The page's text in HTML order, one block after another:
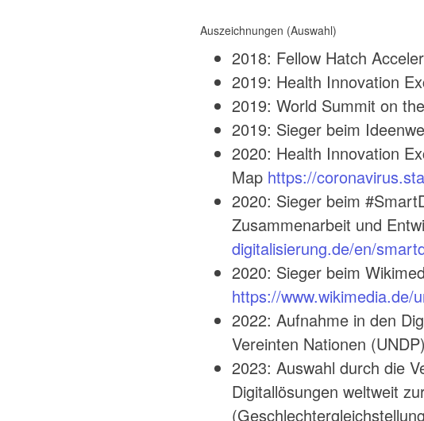
Auszeichnungen (Auswahl)
2018: Fellow Hatch
2019: Health Innovation
2019: World Summit on
2019: Sieger beim
2020: Health Innovation
Map https://
2020: Sieger beim
Zusammenarbeit und
digitalisierung.de/en/
2020: Sieger beim
https://www.wikimedia.de/
2022: Aufnahme in den
Vereinten Nationen (UNDP)
2023: Auswahl durch die
Digitallösungen weltweit